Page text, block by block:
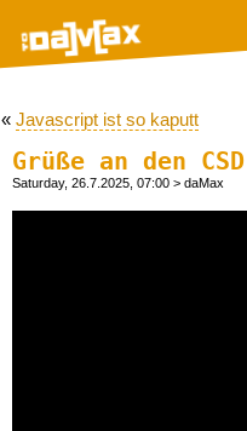
« Javascript ist so kaputt
Grüße an den
Saturday, 26.7.2025, 07:00 > daMax